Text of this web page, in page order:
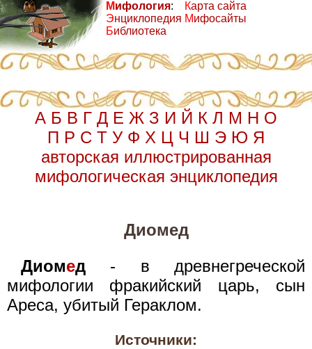
Мифология:
Энциклопедия
Библиотека
Карта сайта
Мифосайты
А Б В Г Д Е Ж З И Й К Л М Н О
П Р С Т У Ф Х Ц Ч Ш Э Ю Я
авторская иллюстрированная
мифологическая энциклопедия
Диомед
Диомед - в древнегреческой
мифологии фракийский царь, сын
Ареса, убитый Гераклом.
Источники: